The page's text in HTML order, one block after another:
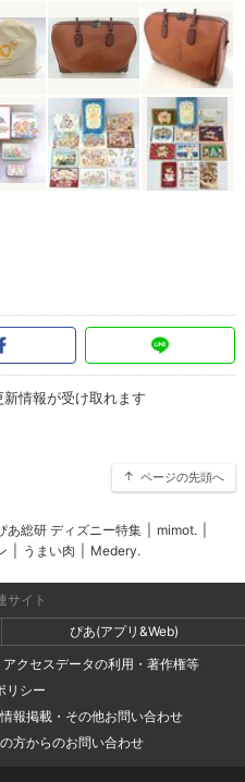
情報が受け取れます
ページの先頭へ
あ総研 ディズニー特集 mimot.
うまい肉 Medery.
サイト
ぴあ(アプリ&Web)
アクセスデータの利用・著作権等
リシー
報掲載・その他お問い合わせ
方からのお問い合わせ